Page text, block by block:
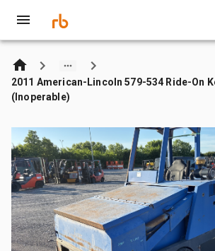
2011 American-Lincoln 579-534 Ride-On
(Inoperable)